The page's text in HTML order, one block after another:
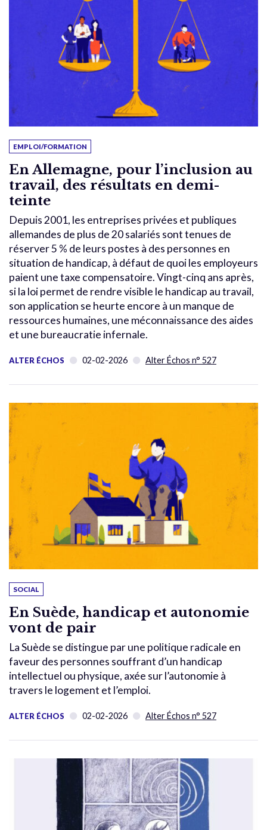
EMPLOI/FORMATION
En Allemagne, pour l’inclusion au
travail, des résultats en demi-
teinte
Depuis 2001, les entreprises privées et publiques
allemandes de plus de 20 salariés sont tenues de
réserver 5 % de leurs postes à des personnes en
situation de handicap, à défaut de quoi les employeurs
paient une taxe compensatoire. Vingt-cinq ans après,
si la loi permet de rendre visible le handicap au travail,
son application se heurte encore à un manque de
ressources humaines, une méconnaissance des aides
et une bureaucratie infernale.
ALTER ÉCHOS 02-02-2026 Alter Échos n° 527
SOCIAL
En Suède, handicap et autonomie
vont de pair
La Suède se distingue par une politique radicale en
faveur des personnes souffrant d’un handicap
intellectuel ou physique, axée sur l’autonomie à
travers le logement et l’emploi.
ALTER ÉCHOS 02-02-2026 Alter Échos n° 527